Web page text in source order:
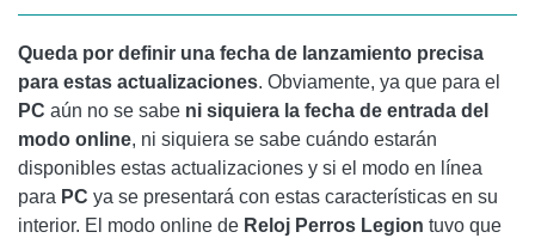
Queda por definir una fecha de lanzamiento precisa
para estas actualizaciones. Obviamente, ya que para el
PC aún no se sabe ni siquiera la fecha de entrada del
modo online, ni siquiera se sabe cuándo estarán
disponibles estas actualizaciones y si el modo en línea
para PC ya se presentará con estas características en su
interior. El modo online de Reloj Perros Legion tuvo que